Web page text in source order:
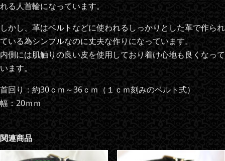
れる人首輪になっています。
しかし、革はベルトなどに使われるしっかりとした革で作られ
ている為シンプルなのに丈夫な作りになっています。
内側には肌触りの良い皮を使用しており着け心地も良くなって
います。
首回り：約30ｃｍ～36ｃｍ（１ｃｍ刻みのベルト式）
幅：20ｍｍ
関連商品